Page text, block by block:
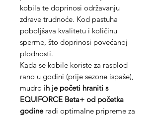
kobila te doprinosi održavanju
zdrave trudnoće. Kod pastuha
poboljšava kvalitetu i količinu
sperme, što doprinosi povećanoj
plodnosti.
Kada se kobile koriste za rasplod
rano u godini (prije sezone ispaše),
mudro ih je početi hraniti s
EQUIFORCE Beta+ od početka
godineradi optimalne pripreme za